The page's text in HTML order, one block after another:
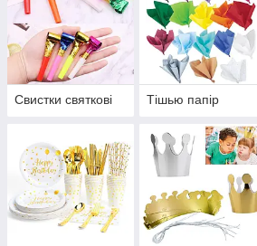
Свистки святкові Тішью папір